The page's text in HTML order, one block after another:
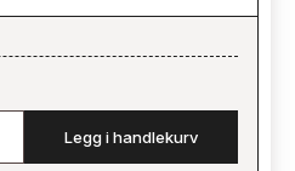
Legg i handlekurv